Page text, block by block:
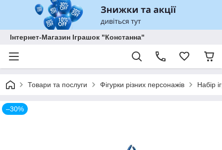
Інтернет-Магазин Іграшок "Констанна"
Товари та послуги Фігурки різних персонажів Набір
–30%